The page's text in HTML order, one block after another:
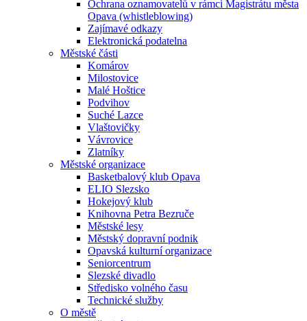
Ochrana oznamovatelů v rámci Magistrátu města
Opava (whistleblowing)
Zajímavé odkazy
Elektronická podatelna
Městské části
Komárov
Milostovice
Malé Hoštice
Podvihov
Suché Lazce
Vlaštovičky
Vávrovice
Zlatníky
Městské organizace
Basketbalový klub Opava
ELIO Slezsko
Hokejový klub
Knihovna Petra Bezruče
Městské lesy
Městský dopravní podnik
Opavská kulturní organizace
Seniorcentrum
Slezské divadlo
Středisko volného času
Technické služby
O městě